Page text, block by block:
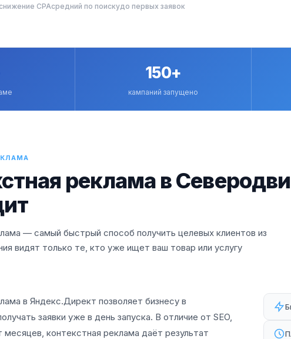
снижение CPAсредний по поискудо первых заявок
150+
кампаний запущено
реклама в
— самый быстрый способ получить целевых клиентов из
видят только те, кто уже ищет ваш товар или услугу
в Яндекс.Директ позволяет бизнесу в
заявки уже в день запуска. В отличие от SEO,
контекстная реклама даёт результат